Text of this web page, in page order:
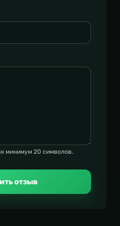
минимум 20 символов.
отзыв